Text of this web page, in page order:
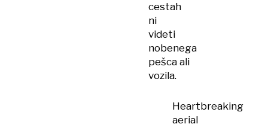
cestah
ni
videti
nobenega
pešca ali
vozila.
Heartbreaking
aerial